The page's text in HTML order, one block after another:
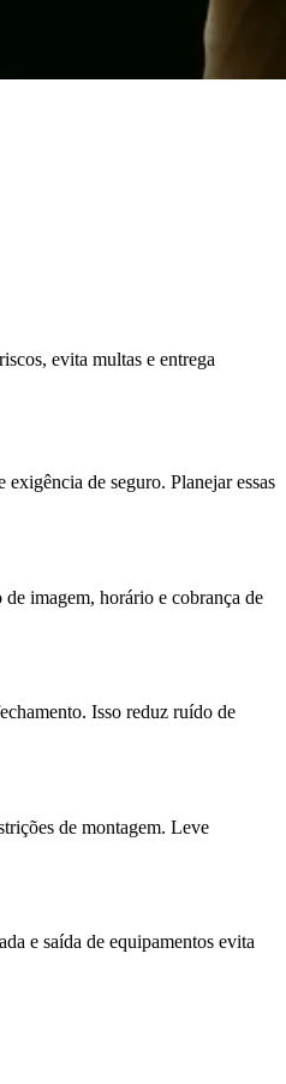
evita multas e entrega
de seguro. Planejar essas
imagem, horário e cobrança de
Isso reduz ruído de
de montagem. Leve
e saída de equipamentos evita